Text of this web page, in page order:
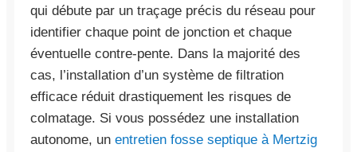
qui débute par un traçage précis du réseau pour
identifier chaque point de jonction et chaque
éventuelle contre-pente. Dans la majorité des
cas, l’installation d’un système de filtration
efficace réduit drastiquement les risques de
colmatage. Si vous possédez une installation
autonome, un entretien fosse septique à Mertzig